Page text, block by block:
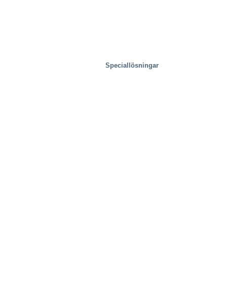
Speciallösningar